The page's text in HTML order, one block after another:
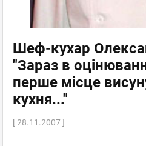
Шеф-кухар
"Зараз в
перше місце
кухня..."
[ 28.11.2007 ]